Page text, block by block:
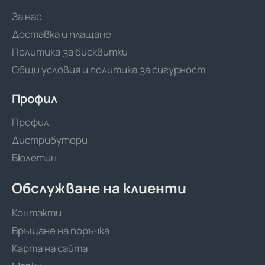
За нас
Доставка и плащане
Политика за бисквитки
Общи условия и политика за сигурност
Профил
Профил
Дистрибутори
Бюлетин
Обслужване на клиенти
Контакти
Връщане на поръчка
Карта на сайта